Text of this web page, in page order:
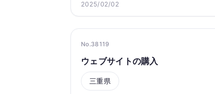
2025/02/02
No.38119
ウェブサイトの購入
三重県